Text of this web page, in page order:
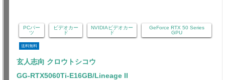
PCパー
ツ
ビデオカー
ド
NVIDIAビデオカー
ド
GeForce RTX 50 Series
GPU
送料無料
玄人志向 クロウトシコウ
GG-RTX5060Ti-E16GB/Lineage II